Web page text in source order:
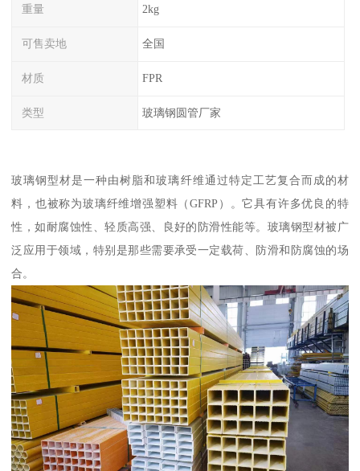
重量 2kg
可售卖地 全国
材质 FPR
类型 玻璃钢圆管厂家
玻璃钢型材是一种由树脂和玻璃纤维通过特定工艺复合而成的材
料，也被称为玻璃纤维增强塑料（GFRP）。它具有许多优良的特
性，如耐腐蚀性、轻质高强、良好的防滑性能等。玻璃钢型材被广
泛应用于领域，特别是那些需要承受一定载荷、防滑和防腐蚀的场
合。